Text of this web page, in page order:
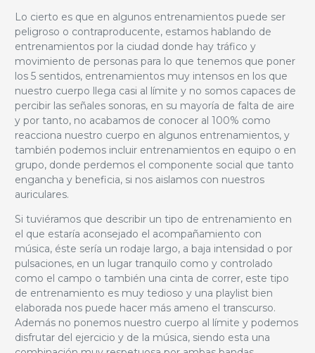
Lo cierto es que en algunos entrenamientos puede ser
peligroso o contraproducente, estamos hablando de
entrenamientos por la ciudad donde hay tráfico y
movimiento de personas para lo que tenemos que poner
los 5 sentidos, entrenamientos muy intensos en los que
nuestro cuerpo llega casi al límite y no somos capaces de
percibir las señales sonoras, en su mayoría de falta de aire
y por tanto, no acabamos de conocer al 100% como
reacciona nuestro cuerpo en algunos entrenamientos, y
también podemos incluir entrenamientos en equipo o en
grupo, donde perdemos el componente social que tanto
engancha y beneficia, si nos aislamos con nuestros
auriculares.
Si tuviéramos que describir un tipo de entrenamiento en
el que estaría aconsejado el acompañamiento con
música, éste sería un rodaje largo, a baja intensidad o por
pulsaciones, en un lugar tranquilo como y controlado
como el campo o también una cinta de correr, este tipo
de entrenamiento es muy tedioso y una playlist bien
elaborada nos puede hacer más ameno el transcurso.
Además no ponemos nuestro cuerpo al límite y podemos
disfrutar del ejercicio y de la música, siendo esta una